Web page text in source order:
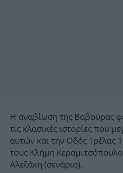
Η αναβίωση της Βαβούρας
τις κλασικές ιστορίες που
αυτών και την Οδός Τρέλας
τους Κλήμη
Αλεξάκη (σενάριο).